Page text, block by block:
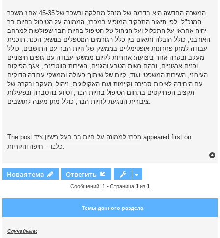
המשרה החדשה היא בדרגה של מנהל מחלקה ובשכר של 45-35 אחוז משכר
המנכ"ל. לפי תיאור התפקיד המופיע במכרז, הממונה על הטיפול בחיות בר
יהיה אחראי על התכלול ועל הניהול של הטיפול בחיות הבר שפולשות למרחב
האורבני, כולל הובלה ותיאום בין כלל הגורמים המטפלים בנושא; הכנת תוכנית
עבודה למתן פתרונות אופטימליים בממשק של חיות הבר עם התושבים, כולל
מעקב ובקרה אחר ביצועה; אחריות לקיום ממשקי עבודה עם גופים חיצוניים
ופנים ארגוניים, ובהם רשות הטבע והגנים, השירות הווטרינרי, אגף הפיקוח
העירוני, השירות המשפטי ועוד; קיום של שיתוף פעולה וממשקי עבודה הדוקים
עם היחידה לאיכות סביבה וקיימות ועם האקולוגית; ניהול, מעקב ובקרה של
תקציב הפרויקטים בתחום הטיפול בחיות הבר, וסיוע בהסברה ובפעילות
ציבורית הנוגעת לחיות הבר, כולל מתן מענה לתושבים.
The post מכרז לממונה על חיות בר בעל רישיון ציד appeared first on
כלבו – חיפה והקריות.
т
с
Новая тема Ответить
Сообщений: 1 • Страница 1 из 1
Темы данного раздела
Случайные: